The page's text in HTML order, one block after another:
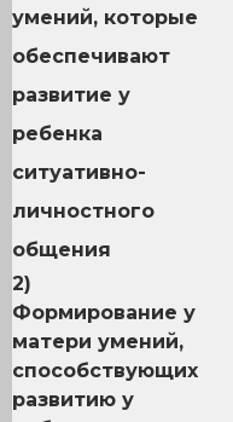
умений, которые
обеспечивают
развитие у
ребенка
ситуативно-
личностного
общения
2)
Формирование у
матери умений,
способствующих
развитию у